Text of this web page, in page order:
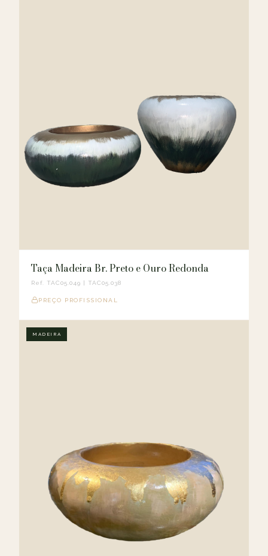
Taça Madeira Br. Preto e Ouro Redonda
Ref. TAC05.049 | TAC05.038
PREÇO PROFISSIONAL
MADEIRA